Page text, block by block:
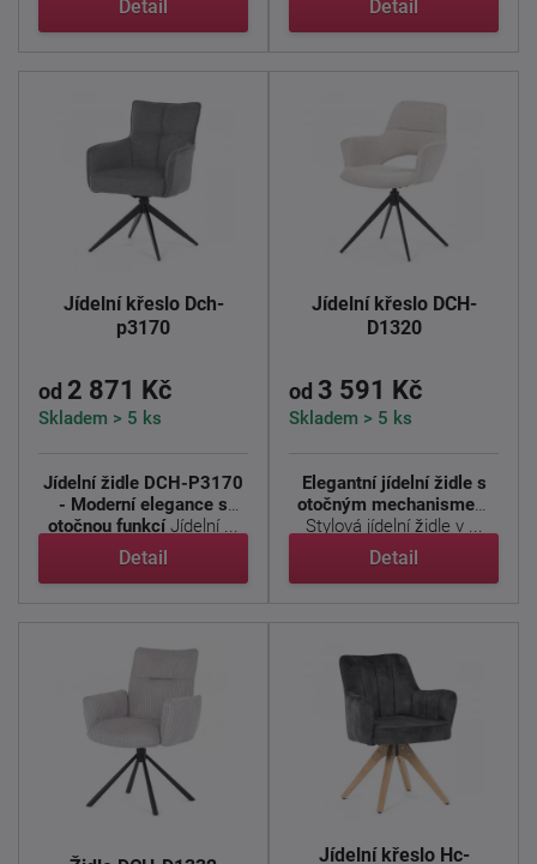
Detail Detail
Jídelní křeslo Dch-
p3170
od 2 871 Kč
Skladem > 5 ks
Jídelní židle DCH-P3170
- Moderní elegance s
otočnou funkcí Jídelní ...
Detail
Jídelní křeslo DCH-
D1320
od 3 591 Kč
Skladem > 5 ks
Elegantní jídelní židle s
otočným mechanismem
Stylová jídelní židle v ...
Detail
Jídelní křeslo Hc-